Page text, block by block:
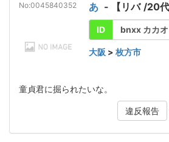
No:0045840352 あ - 【 リバ /20代
ID bnxx カカオ
大阪 > 枚方市
童貞君に掘られたいな。
違反報告